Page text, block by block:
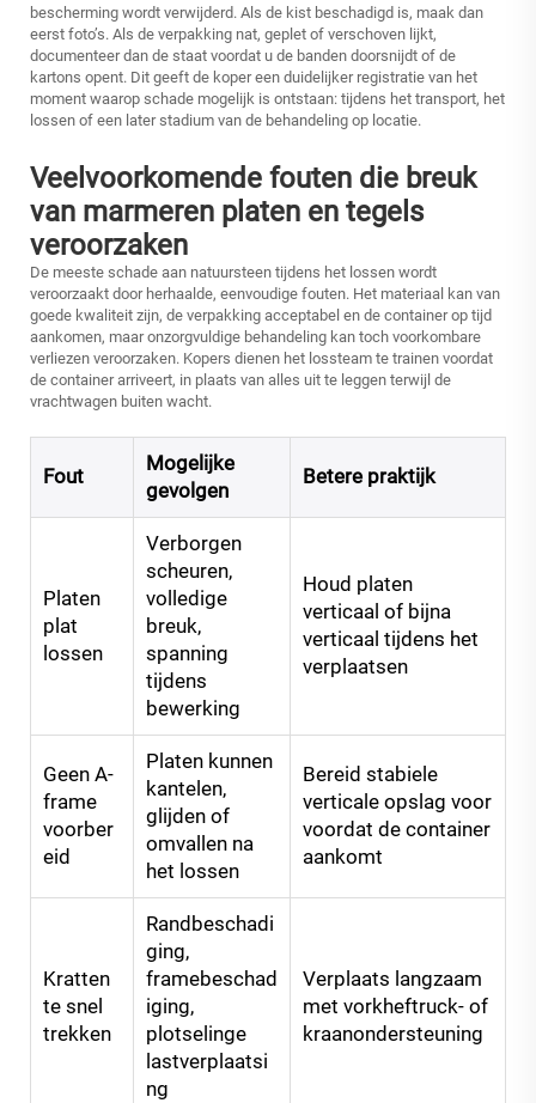
bescherming wordt verwijderd. Als de kist beschadigd is, maak dan
eerst foto’s. Als de verpakking nat, geplet of verschoven lijkt,
documenteer dan de staat voordat u de banden doorsnijdt of de
kartons opent. Dit geeft de koper een duidelijker registratie van het
moment waarop schade mogelijk is ontstaan: tijdens het transport, het
lossen of een later stadium van de behandeling op locatie.
Veelvoorkomende fouten die breuk
van marmeren platen en tegels
veroorzaken
De meeste schade aan natuursteen tijdens het lossen wordt
veroorzaakt door herhaalde, eenvoudige fouten. Het materiaal kan van
goede kwaliteit zijn, de verpakking acceptabel en de container op tijd
aankomen, maar onzorgvuldige behandeling kan toch voorkombare
verliezen veroorzaken. Kopers dienen het lossteam te trainen voordat
de container arriveert, in plaats van alles uit te leggen terwijl de
vrachtwagen buiten wacht.
Fout
Mogelijke
gevolgen
Betere praktijk
Platen
plat
lossen
Verborgen
scheuren,
volledige
breuk,
spanning
tijdens
bewerking
Houd platen
verticaal of bijna
verticaal tijdens het
verplaatsen
Geen A-
frame
voorber
eid
Platen kunnen
kantelen,
glijden of
omvallen na
het lossen
Bereid stabiele
verticale opslag voor
voordat de container
aankomt
Kratten
te snel
trekken
Randbeschadi
ging,
framebeschad
iging,
plotselinge
lastverplaatsi
ng
Verplaats langzaam
met vorkheftruck- of
kraanondersteuning